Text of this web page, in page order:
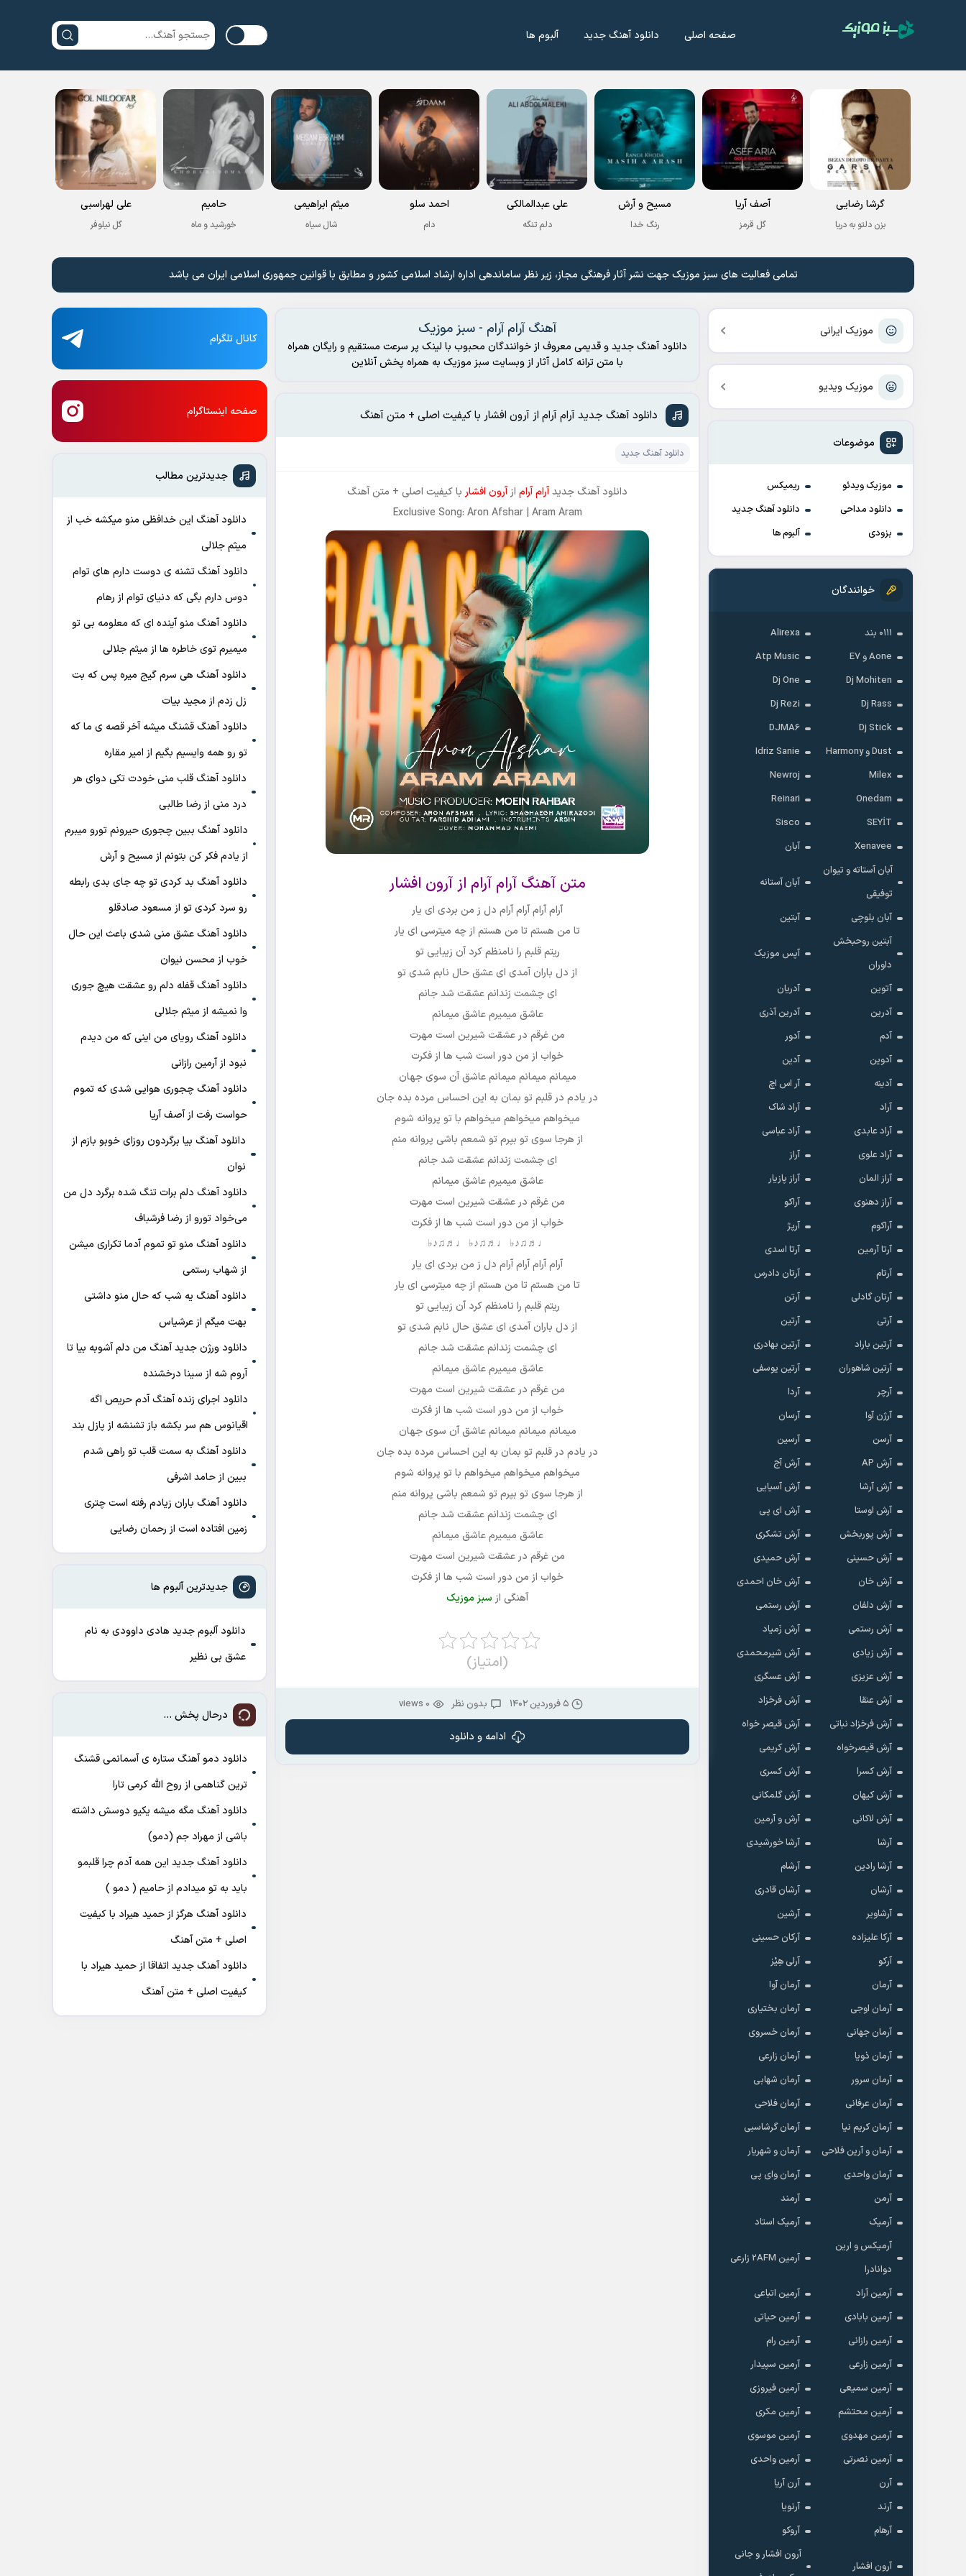
صفحه اصلی دانلود آهنگ جدید آلبوم ها
گرشا رضایی
بزن دلتو به دریا
آصف آریا
گل قرمز
مسیح و آرش
رنگ خدا
علی عبدالمالکی
دلم تنگه
احمد سلو
دام
میثم ابراهیمی
شال سیاه
حامیم
خورشید و ماه
علی لهراسبی
گل نیلوفر
تمامی فعالیت های سبز موزیک جهت نشر آثار فرهنگی مجاز، زیر نظر ساماندهی اداره ارشاد اسلامی کشور و مطابق با قوانین جمهوری اسلامی ایران می باشد
موزیک ایرانی
موزیک ویدیو
موضوعات
موزیک ویدئو
ریمیکس
دانلود مداحی
دانلود آهنگ جدید
بزودی
آلبوم ها
خوانندگان
۰۱۱۱ بند
Alirexa
Aone و E7
Atp Music
Dj Mohiten
Dj One
Dj Rass
Dj Rezi
Dj Stick
DJMA6
Dust و Harmony
Idriz Sanie
Milex
Newroj
Onedam
Reinari
SEYİT
Sisco
Xenavee
آبان
آبان آستاته و تیوان
توفیقی
آبان آستانه
آبان بلوچی
آبتین
آبتین روحبخش
داوران
آپس موزیک
آتوین
آدریان
آدرین
آدرین آذری
آدم
آدور
آدوین
آدین
آدینه
آر اس اچ
آراد
آراد شاک
آراد عابدی
آراد عباسی
آراد علوی
آراز
آراز المان
آراز پازیار
آراز دهنوی
آراکو
آراکوم
آرپژ
آرتا آرمین
آرتا اسدی
آرتام
آرتان دادرس
آرتان گادلی
آرتن
آرتی
آرتین
آرتین باراد
آرتین بهادری
آرتین شاهوران
آرتین یوسفی
آرچر
آردا
آرژن آوا
آرسان
آرسن
آرسین
آرش AP
آرش آج
آرش آرشا
آرش آسیایی
آرش اوستا
آرش ای پی
آرش پوربخش
آرش تشکری
آرش حسینی
آرش حمیدی
آرش خان
آرش خان احمدی
آرش دلفان
آرش رستمى
آرش رستمی
آرش زَمیاد
آرش زیادی
آرش شیرمحمدی
آرش عزیزی
آرش عسگری
آرش عنقا
آرش فرخزاد
آرش فرخزاد نباتی
آرش قیصر خواه
آرش قیصرخواه
آرش کریمی
آرش کسرا
آرش کسری
آرش کیهان
آرش گلمکانی
آرش لاکانی
آرش و آرمین
آرشا
آرشا خورشیدی
آرشا رادین
آرشام
آرشان
آرشان قادری
آرشاویر
آرشین
آرکا علیزاده
آرکان حسینی
آرکو
آرلی هِیْز
آرمان
آرمان آوا
آرمان اوجی
آرمان بختیاری
آرمان جهانی
آرمان خسروی
آرمان ذویا
آرمان زارعی
آرمان سرور
آرمان شهابی
آرمان عرفانی
آرمان فلاحی
آرمان کریم نیا
آرمان گرشاسبی
آرمان و آرین فلاحی
آرمان و شهریار
آرمان واحدی
آرمان وای پی
آرمن
آرمند
آرمیک
آرمیک استاد
آرمیکس و ارین
دوانادرا
آرمین 2AFM زارعی
آرمین آراد
آرمین اتباعی
آرمین بابادی
آرمین حیاتی
آرمین رازانی
آرمین رام
آرمین زارعی
آرمین سپیدار
آرمین سمیعی
آرمین فیروزی
آرمین محتشم
آرمین مکری
آرمین مهدوی
آرمین موسوی
آرمین نصرتی
آرمین واحدی
آرن
آرن آریا
آرند
آرنویا
آرهام
آروکو
آرون افشار
آرون افشار و جانی
آهنگ آرام آرام - سبز موزیک
دانلود آهنگ جدید و قدیمی معروف از خوانندگان محبوب با لینک پر سرعت مستقیم و رایگان همراه
با متن ترانه کامل آثار از وبسایت سبز موزیک به همراه پخش آنلاین
دانلود آهنگ جدید آرام آرام از آرون افشار با کیفیت اصلی + متن آهنگ
دانلود آهنگ جدید
دانلود آهنگ جدیدآرام آرام ازآرون افشار با کیفیت اصلی + متن آهنگ
Exclusive Song: Aron Afshar | Aram Aram
متن آهنگ آرام آرام از آرون افشار
آرام آرام آرام آرام دل ز من بردی ای یار
تا من هستم تا من هستم از چه میترسی ای یار
ریتم قلبم را نامنظم کرد آن زیبایی تو
از دل باران آمدی ای عشق حال نابم شدی تو
ای چشمت زندانم عشقت شد جانم
عاشق میمیرم عاشق میمانم
من غرقم در عشقت شیرین است مهرت
خواب از من دور است شب ها از فکرت
میمانم میمانم میمانم عاشق آن سوی جهان
در یادم در قلبم تو بمان به این احساس مرده بده جان
میخواهم میخواهم میخواهم با تو پروانه شوم
از هرجا سوی تو بپرم تو شمعم باشی پروانه منم
ای چشمت زندانم عشقت شد جانم
عاشق میمیرم عاشق میمانم
من غرقم در عشقت شیرین است مهرت
خواب از من دور است شب ها از فکرت
♩♬♫♪♭ ♩♬♫♪♭ ♩♬♫♪♭
آرام آرام آرام آرام دل ز من بردی ای یار
تا من هستم تا من هستم از چه میترسی ای یار
ریتم قلبم را نامنظم کرد آن زیبایی تو
از دل باران آمدی ای عشق حال نابم شدی تو
ای چشمت زندانم عشقت شد جانم
عاشق میمیرم عاشق میمانم
من غرقم در عشقت شیرین است مهرت
خواب از من دور است شب ها از فکرت
میمانم میمانم میمانم عاشق آن سوی جهان
در یادم در قلبم تو بمان به این احساس مرده بده جان
میخواهم میخواهم میخواهم با تو پروانه شوم
از هرجا سوی تو بپرم تو شمعم باشی پروانه منم
ای چشمت زندانم عشقت شد جانم
عاشق میمیرم عاشق میمانم
من غرقم در عشقت شیرین است مهرت
خواب از من دور است شب ها از فکرت
آهنگی از سبز موزیک
(امتیاز)
۵ فروردین ۱۴۰۲ بدون نظر 0 views
ادامه و دانلود
کانال تلگرام
صفحه اینستاگرام
جدیدترین مطالب
دانلود آهنگ این خدافظی منو میکشه خب از
میثم جلالی
دانلود آهنگ تشنه ی دوست دارم های توام
دوس دارم بگی که دنیای توام از رهام
دانلود آهنگ منو آینده ای که معلومه بی تو
میمیرم توی خاطره ها از میثم جلالی
دانلود آهنگ هی سرم گیج میره‌ پس که بت
زل زدم از مجید بیات
دانلود آهنگ ﻗﺸﻨﮓ ﻣﻴﺸﻪ آﺧﺮ ﻗﺼﻪ ی ﻣﺎ ﻛﻪ
ﺗﻮ رو ﻫﻤﻪ واﻳﺴﻴﻢ ﺑﮕﻴﻢ از امیر مقاره
دانلود آهنگ قلب منی خودت تکی دوای هر
درد منی از رضا طالبی
دانلود آهنگ ببین چجوری حیرونم تورو میبرم
از یادم فکر کن بتونم از مسیح و آرش
دانلود آهنگ بد کردی تو چه جای بدی رابطه
رو سرد کردی تو از مسعود صادقلو
دانلود آهنگ عشق منی شدی باعث این حال
خوب از محسن نیوان
دانلود آهنگ قفله دلم رو عشقت هیچ جوری
وا نمیشه از میثم جلالی
دانلود آهنگ رویای من اینی که من دیدم
نبود از آرمین رازانی
دانلود آهنگ ﭼﺠﻮری ﻫﻮاﻳﻰ ﺷﺪی ﻛﻪ ﺗﻤﻮم
ﺣﻮاﺳﺖ رﻓﺖ از آصف آریا
دانلود آهنگ بیا برگردون روزای خوبو بازم از
نوان
دانلود آهنگ دلم برات تنگ شده برگرد دل من
می‌خواد تورو از رضا فرشباف
دانلود آهنگ منو تو تموم آدما تکراری میشن
از شهاب رستمی
دانلود آهنگ ﻳﻪ ﺷﺐ ﻛﻪ ﺣﺎل ﻣﻨﻮ داﺷﺘﻰ
ﺑﻬﺖ میگم از عرشیاس
دانلود ورژن جدید آهنگ من دلم آشوبه بیا تا
آروم شه از سینا درخشنده
دانلود اجرای زنده آهنگ آدم حریص اگه
اقیانوس هم سر بکشه باز تشنشه از پازل بند
دانلود آهنگ به سمت قلب تو راهی شدم
ببین از حامد اشرفی
دانلود آهنگ باران زیادم رفته است چتری
زمین افتاده است از رحمان رضایی
جدیدترین آلبوم ها
دانلود آلبوم جدید هادی داوودی به نام
عشق بی نظیر
درحال پخش ...
دانلود دمو آهنگ ﺳﺘﺎره ی آﺳﻤﺎﻧﻤﻰ ﻗﺸﻨﮓ
ﺗﺮﻳﻦ ﮔﻨﺎﻫﻤﻰ از روح الله کرمی تارا
دانلود آهنگ مگه میشه یکیو دوسش داشته
باشی از مهراد جم (دمو)
دانلود آهنگ جدید این همه آدم چرا قلبمو
باید به تو میدادم از حامیم ( دمو )
دانلود آهنگ هرگز از حمید هیراد با کیفیت
اصلی + متن آهنگ
دانلود آهنگ جدید اتفاقا از حمید هیراد با
کیفیت اصلی + متن آهنگ